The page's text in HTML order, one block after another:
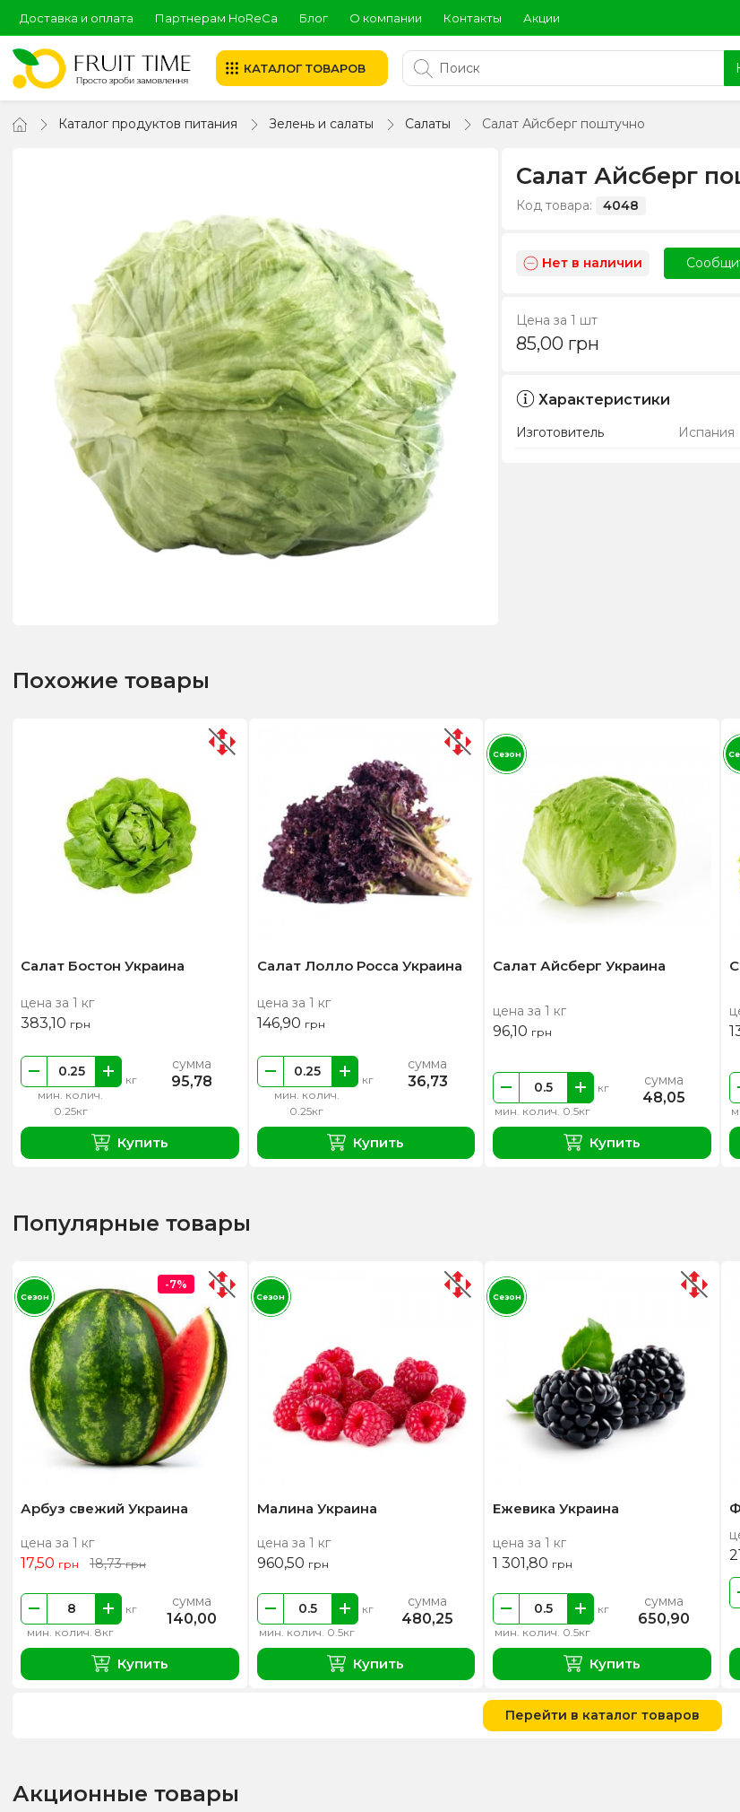
Доставка и оплата Партнерам HoReCa Блог О компании Контакты Акции
КАТАЛОГ ТОВАРОВ
Каталог продуктов питания Зелень и салаты Салаты Салат Айсберг поштучно
Салат Айсберг
Код товара: 4048
Нет в наличии
Цена за 1 шт
85,00 грн
Характеристики
Изготовитель Испания
Похожие товары
Салат Бостон Украина
цена за 1 кг
383,10 грн
мин. колич.
0.25кг
кг
сумма
95,78
Купить
Салат Лолло Росса Украина
цена за 1 кг
146,90 грн
мин. колич.
0.25кг
кг
сумма
36,73
Купить
Салат Айсберг Украина
цена за 1 кг
96,10 грн
мин. колич. 0.5кг
кг сумма
48,05
Купить
Сезон
Популярные товары
Арбуз свежий Украина
цена за 1 кг
17,50 грн 18,73грн
мин. колич. 8кг
кг сумма
140,00
Купить
-7%
Сезон
Малина Украина
цена за 1 кг
960,50 грн
мин. колич. 0.5кг
кг сумма
480,25
Купить
Сезон
Ежевика Украина
цена за 1 кг
1 301,80 грн
мин. колич. 0.5кг
кг сумма
650,90
Купить
Сезон
Перейти в каталог товаров
Акционные товары